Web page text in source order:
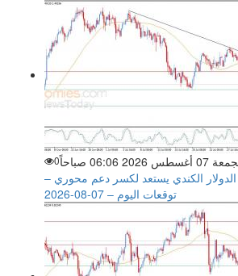
أغسطس 2026 06:06 صباحاً 0
الدولار الكندي يستعد لكسر دعم محوري –
توقعات اليوم – 07-08-2026